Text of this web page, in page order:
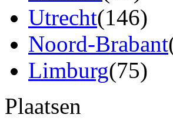
Utrecht(146)
Noord-Brabant
Limburg(75)
Plaatsen